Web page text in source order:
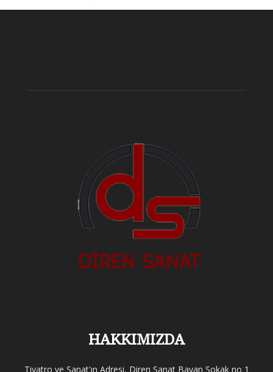
HAKKIMIZDA
Tiyatro ve Sanat'ın Adresi, Diren Sanat Bayan Sokak no 1